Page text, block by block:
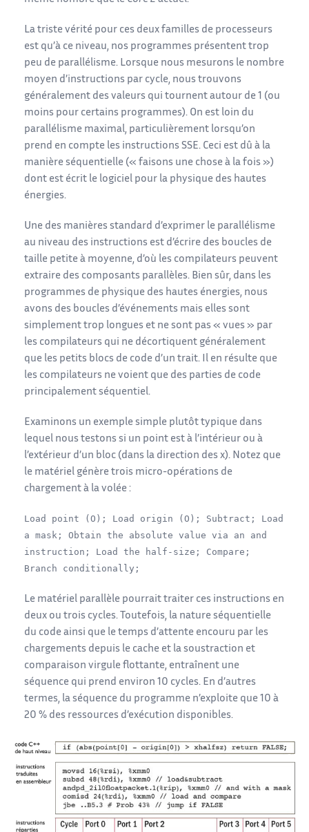
La triste vérité pour ces deux familles de processeurs
est qu’à ce niveau, nos programmes présentent trop
peu de parallélisme. Lorsque nous mesurons le nombre
moyen d’instructions par cycle, nous trouvons
généralement des valeurs qui tournent autour de 1 (ou
moins pour certains programmes). On est loin du
parallélisme maximal, particulièrement lorsqu’on
prend en compte les instructions SSE. Ceci est dû à la
manière séquentielle (« faisons une chose à la fois »)
dont est écrit le logiciel pour la physique des hautes
énergies.
Une des manières standard d’exprimer le parallélisme
au niveau des instructions est d’écrire des boucles de
taille petite à moyenne, d’où les compilateurs peuvent
extraire des composants parallèles. Bien sûr, dans les
programmes de physique des hautes énergies, nous
avons des boucles d’événements mais elles sont
simplement trop longues et ne sont pas « vues » par
les compilateurs qui ne décortiquent généralement
que les petits blocs de code d’un trait. Il en résulte que
les compilateurs ne voient que des parties de code
principalement séquentiel.
Examinons un exemple simple plutôt typique dans
lequel nous testons si un point est à l’intérieur ou à
l’extérieur d’un bloc (dans la direction des x). Notez que
le matériel génère trois micro-opérations de
chargement à la volée :
Load point (O); Load origin (O); Subtract; Load
a mask; Obtain the absolute value via an and
instruction; Load the half-size; Compare;
Branch conditionally;
Le matériel parallèle pourrait traiter ces instructions en
deux ou trois cycles. Toutefois, la nature séquentielle
du code ainsi que le temps d’attente encouru par les
chargements depuis le cache et la soustraction et
comparaison virgule flottante, entraînent une
séquence qui prend environ 10 cycles. En d’autres
termes, la séquence du programme n’exploite que 10 à
20 % des ressources d’exécution disponibles.